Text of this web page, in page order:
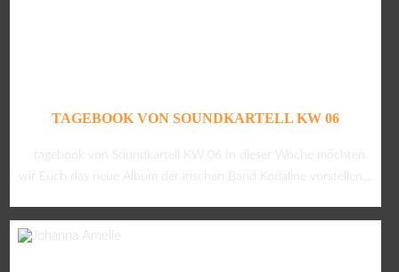
TAGEBOOK VON SOUNDKARTELL KW 06
tagebook von Soundkartell KW 06 In dieser Woche möchten
wir Euch das neue Album der irischen Band Kodaline vorstellen....